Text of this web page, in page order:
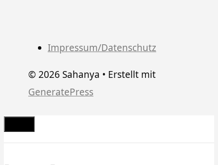
Impressum/Datenschutz
© 2026 Sahanya • Erstellt mit
GeneratePress
Schließen